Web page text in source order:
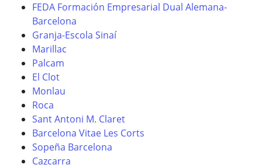
FEDA Formación Empresarial Dual Alemana-
Barcelona
Granja-Escola Sinaí
Marillac
Palcam
El Clot
Monlau
Roca
Sant Antoni M. Claret
Barcelona Vitae Les Corts
Sopeña Barcelona
Cazcarra